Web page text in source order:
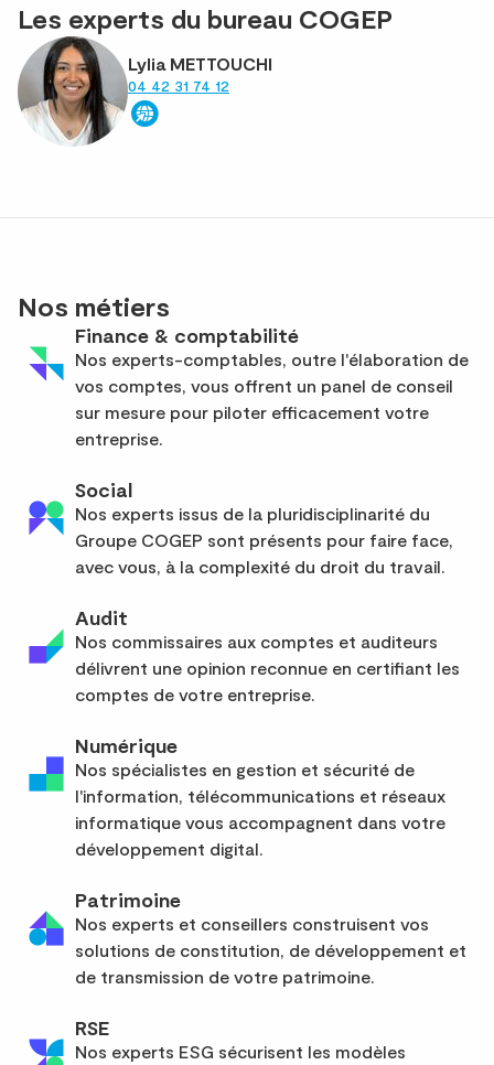
Les experts du bureau COGEP
Lylia METTOUCHI
04 42 31 74 12
Nos métiers
Finance & comptabilité
Nos experts-comptables, outre l'élaboration de
vos comptes, vous offrent un panel de conseil
sur mesure pour piloter efficacement votre
entreprise.
Social
Nos experts issus de la pluridisciplinarité du
Groupe COGEP sont présents pour faire face,
avec vous, à la complexité du droit du travail.
Audit
Nos commissaires aux comptes et auditeurs
délivrent une opinion reconnue en certifiant les
comptes de votre entreprise.
Numérique
Nos spécialistes en gestion et sécurité de
l'information, télécommunications et réseaux
informatique vous accompagnent dans votre
développement digital.
Patrimoine
Nos experts et conseillers construisent vos
solutions de constitution, de développement et
de transmission de votre patrimoine.
RSE
Nos experts ESG sécurisent les modèles